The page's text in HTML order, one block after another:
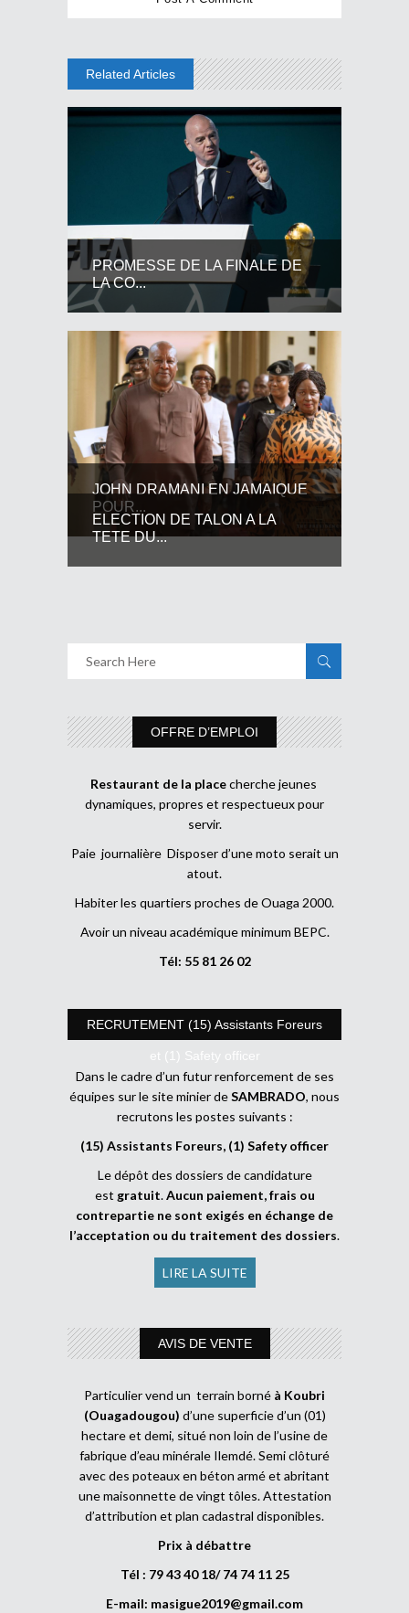
Related Articles
PROMESSE DE LA FINALE DE
LA CO...
JOHN DRAMANI EN JAMAIQUE
POUR...
ELECTION DE TALON A LA
TETE DU...
OFFRE D’EMPLOI
Restaurant de la placecherche jeunes
dynamiques, propres et respectueux pour
servir.
Paie journalière Disposer d’une moto serait un
atout.
Habiter les quartiers proches de Ouaga 2000.
Avoir un niveau académique minimum BEPC.
Tél: 55 81 26 02
RECRUTEMENT (15) Assistants Foreurs
et (1) Safety officer
Dans le cadre d’un futur renforcement de ses
équipes sur le site minier deSAMBRADO, nous
recrutons les postes suivants :
(15) Assistants Foreurs, (1) Safety officer
Le dépôt des dossiers de candidature
est gratuit.Aucun paiement, frais ou
contrepartie ne sont exigés en échange de
l’acceptation ou du traitement des dossiers.
LIRE LA SUITE
AVIS DE VENTE
Particulier vend un terrain borné à Koubri
(Ouagadougou) d’une superficie d’un (01)
hectare et demi, situé non loin de l’usine de
fabrique d’eau minérale Ilemdé. Semi clôturé
avec des poteaux en béton armé et abritant
une maisonnette de vingt tôles. Attestation
d’attribution et plan cadastral disponibles.
Prix à débattre
Tél : 79 43 40 18/ 74 74 11 25
E-mail: masigue2019@gmail.com